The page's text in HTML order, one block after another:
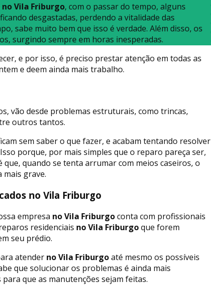
no Vila Friburgo, com o passar do tempo, alguns
desgastadas, perdendo a vitalidade das
sabe muito bem que isso é verdade. Além disso, os
surgindo sempre em horas inesperadas.
e por isso, é preciso prestar atenção em todas as
e deem ainda mais trabalho.
vão desde problemas estruturais, como trincas,
outros tantos.
sem saber o que fazer, e acabam tentando resolver
porque, por mais simples que o reparo pareça ser,
quando se tenta arrumar com meios caseiros, o
mais grave.
no Vila Friburgo
empresa no Vila Friburgoconta com profissionais
residenciais no Vila Friburgoque forem
seu prédio.
atender no Vila Friburgoaté mesmo os possíveis
que solucionar os problemas é ainda mais
que as manutenções sejam feitas.